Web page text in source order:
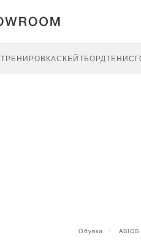
ТРЕНИРОВКАСКЕЙТБОРДТЕНИС
Обувки ASICS